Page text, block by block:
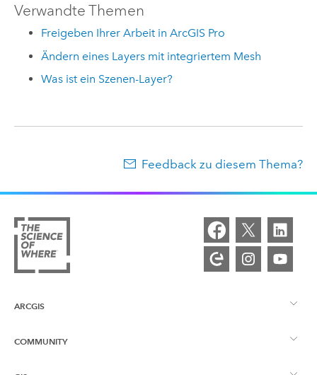
Verwandte Themen
Freigeben Ihrer Arbeit in ArcGIS Pro
Ändern eines Layers mit integriertem Mesh
Was ist ein Szenen-Layer?
Feedback zu diesem Thema?
ARCGIS
ArcGIS – Überblick
COMMUNITY